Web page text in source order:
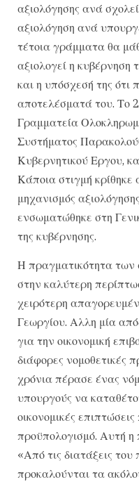
αξιολόγησης ανά
αξιολόγηση ανά
τέτοια γράμματα θα
αξιολογεί η κυβέρνηση
και η υπόσχεσή της ότι
αποτελέσματά του. Το
Γραμματεία
Συστήματος
Κυβερνητικού Εργου,
Κάποια στιγμή
μηχανισμός
ενσωματώθηκε στη
της κυβέρνησης.
Η πραγματικότητα των
στην καλύτερη
χειρότερη
Γεωργίου. Αλλη μία
για την οικονομική
διάφορες νομοθετικές
χρόνια πέρασε ένας
υπουργούς να
οικονομικές
προϋπολογισμό. Αυτή η
«Από τις διατάξεις
προκαλούνται τα